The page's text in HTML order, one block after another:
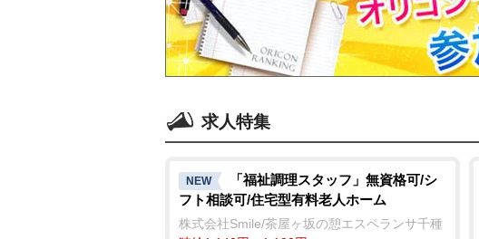
求人特集
NEW
「福祉調理スタッフ」無資格可/シ
フト相談可/住宅型有料老人ホーム
株式会社Smile/茶屋ヶ坂の憩エスペランサ千種